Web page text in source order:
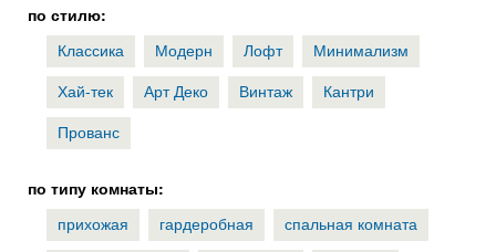
по стилю:
Классика
Модерн Лофт
Минимализм
Хай-тек
Арт Деко Винтаж
Кантри
Прованс
по типу комнаты:
прихожая
гардеробная
спальная комната